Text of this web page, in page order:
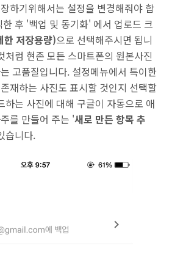
하기위해서는 설정을 변경해줘야 합
후 '백업 및 동기화' 에서 업로드 크
한 저장용량)으로 선택해주시면 됩니
처럼 현존 모든 스마트폰의 원본사진
고품질입니다. 설정메뉴에서 특이한
재하는 사진도 표시할 것인지 선택할
하는 사진에 대해 구글이 자동으로 애
를 만들어 주는 '새로 만든 항목 추
습니다.